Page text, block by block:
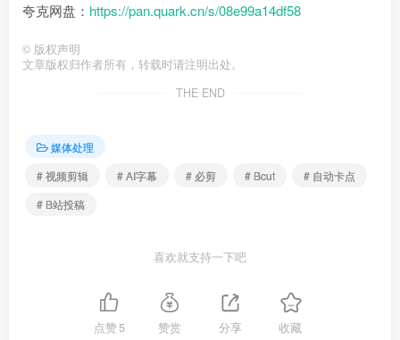
夸克网盘： https://pan.quark.cn/s/08e99a14df58
© 版权声明
文章版权归作者所有，转载时请注明出处。
THE END
媒体处理
# 视频剪辑
# AI字幕 # 必剪 # Bcut
# 自动卡点
# B站投稿
喜欢就支持一下吧
点赞5 赞赏 分享 收藏